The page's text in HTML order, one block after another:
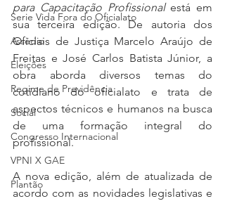
Serie Vida Fora do Oficialato
Assédio
Eleições
Regime de Previdência
Social
Congresso Internacional
VPNI X GAE
Plantão
para Capacitação Profissional está em
sua terceira edição. De autoria dos
Oficiais de Justiça Marcelo Araújo de
Freitas e José Carlos Batista Júnior, a
obra aborda diversos temas do
cotidiano do oficialato e trata de
aspectos técnicos e humanos na busca
de uma formação integral do
profissional.
A nova edição, além de atualizada de
acordo com as novidades legislativas e